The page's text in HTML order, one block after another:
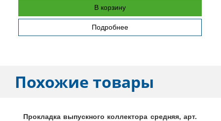
В корзину
Подробнее
Похожие товары
Прокладка выпускного коллектора средняя, арт.